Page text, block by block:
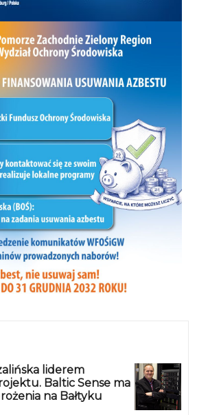
liderem
Baltic Sense ma
na Bałtyku